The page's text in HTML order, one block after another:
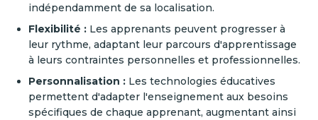
indépendamment de sa localisation.
Flexibilité : Les apprenants peuvent progresser à
leur rythme, adaptant leur parcours d'apprentissage
à leurs contraintes personnelles et professionnelles.
Personnalisation : Les technologies éducatives
permettent d'adapter l'enseignement aux besoins
spécifiques de chaque apprenant, augmentant ainsi